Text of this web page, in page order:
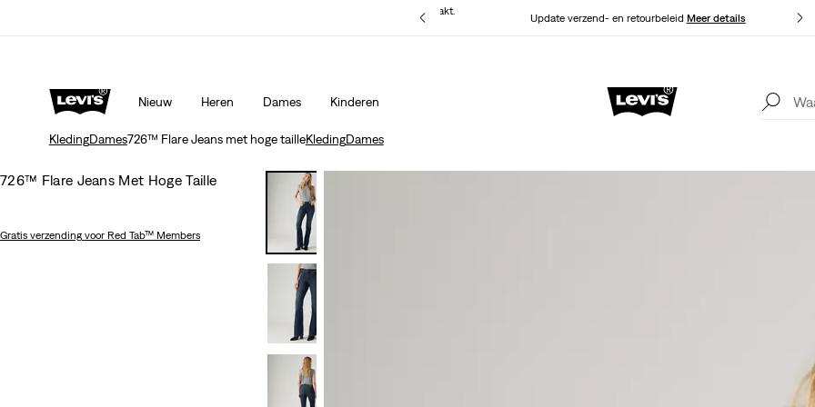
Update verzend- en retourbeleid Meer details
Levi's App. Het beste van Levi’s®, speciaal voor jou op maat gemaakt.
Nieuw Heren Dames Kinderen
Levi's App. Het beste van Levi’s®, speciaal voor jou op maat gemaakt.
Meer details
KledingDames726™ Flare Jeans met hoge tailleKledingDames
726™ Flare Jeans Met Hoge Taille
Gratis verzending voor Red Tab™ Members